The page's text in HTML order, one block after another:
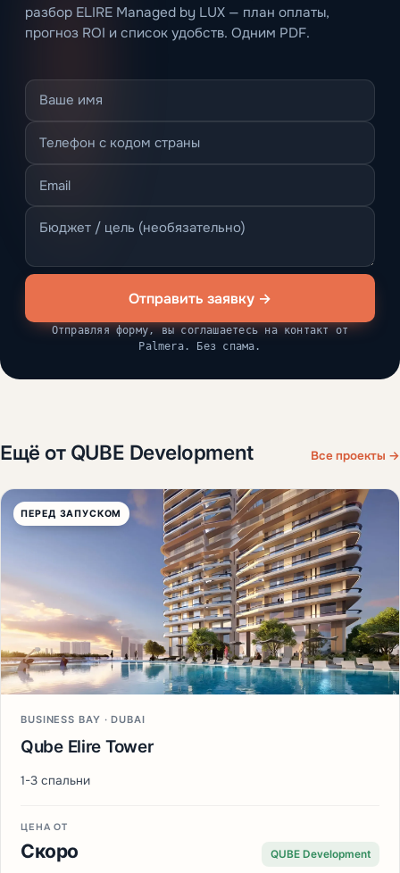
разбор ELIRE Managed by LUX — план оплаты,
прогноз ROI и список удобств. Одним PDF.
Отправить заявку →
Отправляя форму, вы соглашаетесь на контакт от
Palmera. Без спама.
Ещё от QUBE Development Все проекты →
ПЕРЕД ЗАПУСКОМ
BUSINESS BAY · DUBAI
Qube Elire Tower
1-3 спальни
ЦЕНА ОТ
Скоро QUBE Development